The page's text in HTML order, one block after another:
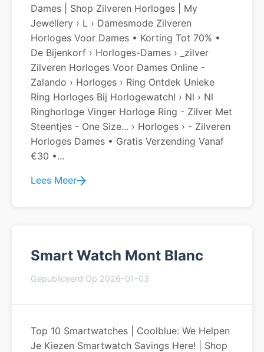
Dames | Shop Zilveren Horloges | My
Jewellery › L › Damesmode Zilveren
Horloges Voor Dames • Korting Tot 70% •
De Bijenkorf › Horloges-Dames › _zilver
Zilveren Horloges Voor Dames Online -
Zalando › Horloges › Ring Ontdek Unieke
Ring Horloges Bij Horlogewatch! › Nl › Nl
Ringhorloge Vinger Horloge Ring - Zilver Met
Steentjes - One Size... › Horloges › - Zilveren
Horloges Dames • Gratis Verzending Vanaf
€30 •...
Lees Meer
Smart Watch Mont Blanc
Gepubliceerd Op 2026-01-03
Top 10 Smartwatches | Coolblue: We Helpen
Je Kiezen Smartwatch Savings Here! | Shop